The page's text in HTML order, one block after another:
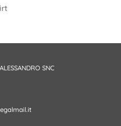
SNC